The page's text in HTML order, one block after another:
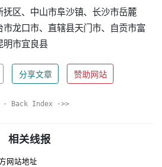
抚区、中山市阜沙镇、长沙市岳麓
龙口市、直辖县天门市、自贡市富
明市宜良县
分享文章 赞助网站
· Back Index ·>>
相关线报
网站地址